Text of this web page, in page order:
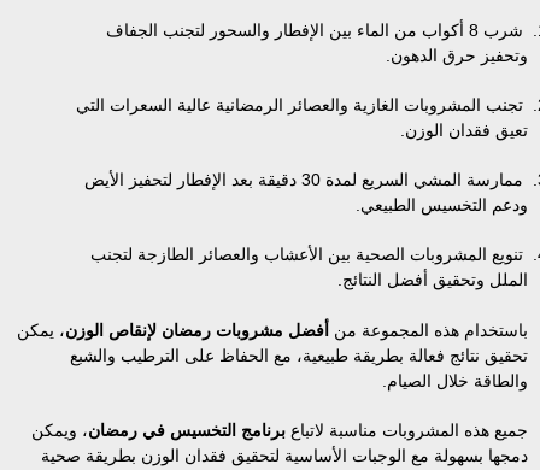
شرب 8 أكواب من الماء بين الإفطار والسحور لتجنب الجفاف
وتحفيز حرق الدهون.
تجنب المشروبات الغازية والعصائر الرمضانية عالية السعرات التي
تعيق فقدان الوزن.
ممارسة المشي السريع لمدة 30 دقيقة بعد الإفطار لتحفيز الأيض
ودعم التخسيس الطبيعي.
تنويع المشروبات الصحية بين الأعشاب والعصائر الطازجة لتجنب
الملل وتحقيق أفضل النتائج.
باستخدام هذه المجموعة من أفضل مشروبات رمضان لإنقاص الوزن، يمكن
تحقيق نتائج فعالة بطريقة طبيعية، مع الحفاظ على الترطيب والشبع
والطاقة خلال الصيام.
جميع هذه المشروبات مناسبة لاتباع برنامج التخسيس في رمضان، ويمكن
دمجها بسهولة مع الوجبات الأساسية لتحقيق فقدان الوزن بطريقة صحية